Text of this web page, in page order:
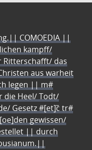
COMOEDIA ||
kampff/
das
aus warheit
legen || m#
die Heel/ Todt/
Gesetz #[et]c̃ tr#
gewissen/
|| durch